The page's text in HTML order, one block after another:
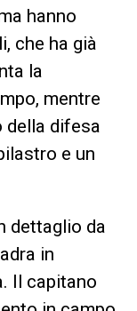
hanno
che ha già
la
mentre
della difesa
e un
dettaglio da
in
Il capitano